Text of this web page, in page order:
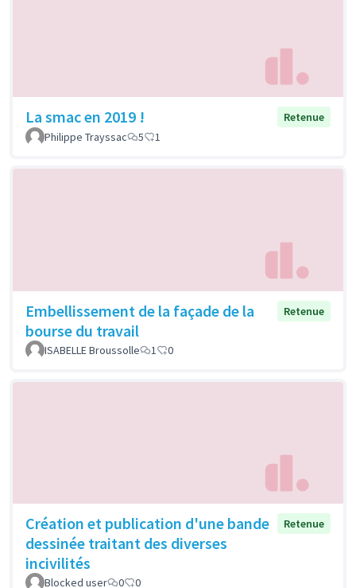
La smac en 2019 !
Retenue
Philippe Trayssac
5 1
Embellissement de la façade de la
bourse du travail
Retenue
ISABELLE Broussolle 1 0
Création et publication d'une bande
dessinée traitant des diverses
incivilités
Retenue
Blocked user 0 0